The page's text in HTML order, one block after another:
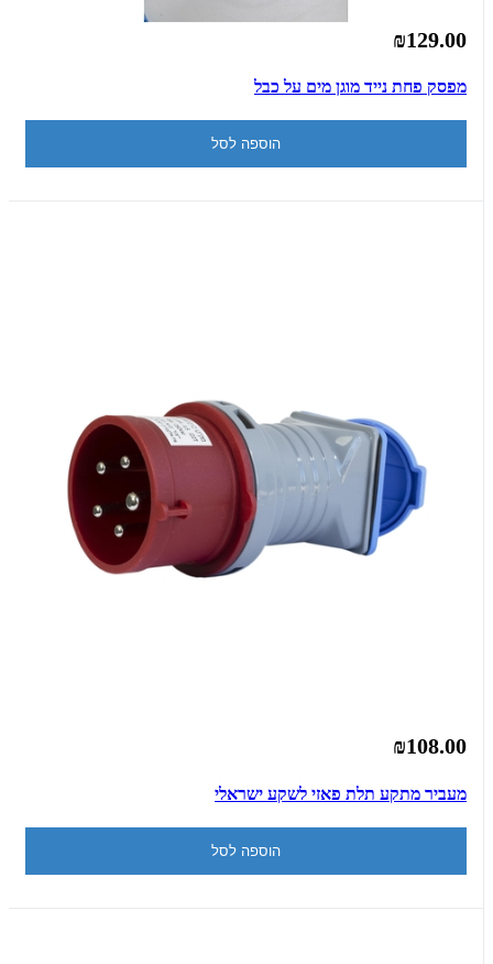
₪129.00
מפסק פחת נייד מוגן מים על כבל
הוספה לסל
₪108.00
מעביר מתקע תלת פאזי לשקע ישראלי
הוספה לסל